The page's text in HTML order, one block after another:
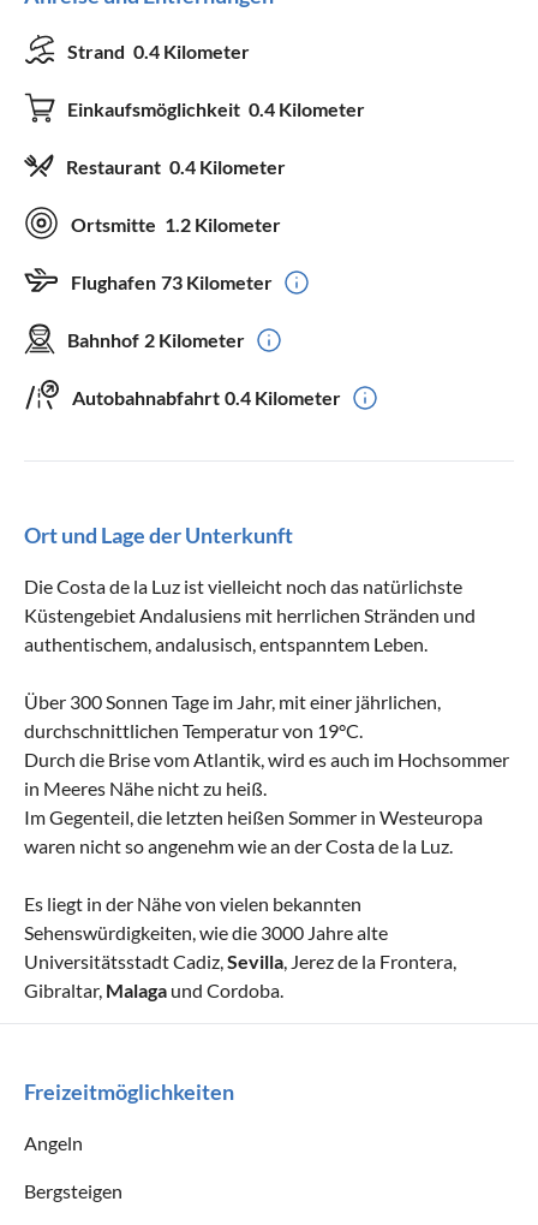
Strand 0.4 Kilometer
Einkaufsmöglichkeit 0.4 Kilometer
Restaurant 0.4 Kilometer
Ortsmitte 1.2 Kilometer
Flughafen 73 Kilometer
Bahnhof 2 Kilometer
Autobahnabfahrt 0.4 Kilometer
Ort und Lage der Unterkunft
Die Costa de la Luz ist vielleicht noch das natürlichste
Küstengebiet Andalusiens mit herrlichen Stränden und
authentischem, andalusisch, entspanntem Leben.
Über 300 Sonnen Tage im Jahr, mit einer jährlichen,
durchschnittlichen Temperatur von 19°C.
Durch die Brise vom Atlantik, wird es auch im Hochsommer
in Meeres Nähe nicht zu heiß.
Im Gegenteil, die letzten heißen Sommer in Westeuropa
waren nicht so angenehm wie an der Costa de la Luz.
Es liegt in der Nähe von vielen bekannten
Sehenswürdigkeiten, wie die 3000 Jahre alte
Universitätsstadt Cadiz, Sevilla , Jerez de la Frontera,
Gibraltar, Malaga und Cordoba.
Freizeitmöglichkeiten
Angeln
Bergsteigen